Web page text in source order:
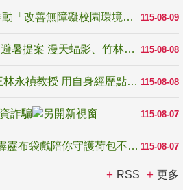
115-08-09
國教署補助22縣市積極推動「改善無障礙校園環境計畫」 打造友善、安全、無礙學習空間
115-08-08
青年壯遊點精選夏夜限定避暑提案 漫天蝠影、竹林尋蛙、茶香夜觀 邀青年暮色出發
115-08-08
教育家人物典範 發明大王林永禎教授 用自身經歷點亮學生的路
115-08-07
詐騙
115-08-07
反詐騙宣導_防詐有道，霹靂布袋戲陪你守護荷包不受騙
RSS 更多